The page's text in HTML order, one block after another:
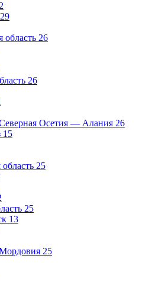
2
29
область 26
26
Осетия — Алания 26
15
25
25
13
25